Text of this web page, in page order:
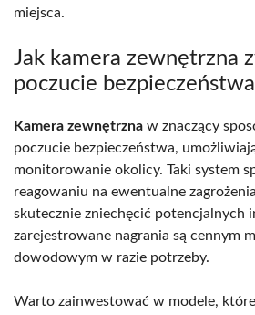
miejsca.
Jak kamera zewnętrzna
poczucie
Kamera zewnętrzna w znaczący
poczucie bezpieczeństwa,
monitorowanie okolicy. Taki system
reagowaniu na ewentualne
skutecznie zniechęcić potencjalnych
zarejestrowane nagrania są cennym
dowodowym w razie potrzeby.
Warto zainwestować w modele,